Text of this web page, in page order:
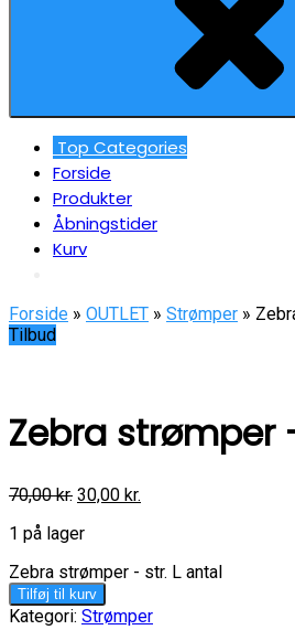
Top Categories
Forside
Produkter
Åbningstider
Kurv
Forside » OUTLET » Strømper »
Tilbud
Zebra strømper
70,00kr. 30,00 kr.
1 på lager
Zebra strømper - str. L antal
Tilføj til kurv
Kategori: Strømper